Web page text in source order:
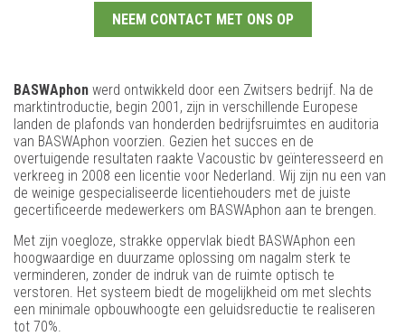
NEEM CONTACT MET ONS OP
BASWAphon werd ontwikkeld door een Zwitsers bedrijf. Na de
marktintroductie, begin 2001, zijn in verschillende Europese
landen de plafonds van honderden bedrijfsruimtes en auditoria
van BASWAphon voorzien. Gezien het succes en de
overtuigende resultaten raakte Vacoustic bv geïnteresseerd en
verkreeg in 2008 een licentie voor Nederland. Wij zijn nu een van
de weinige gespecialiseerde licentiehouders met de juiste
gecertificeerde medewerkers om BASWAphon aan te brengen.
Met zijn voegloze, strakke oppervlak biedt BASWAphon een
hoogwaardige en duurzame oplossing om nagalm sterk te
verminderen, zonder de indruk van de ruimte optisch te
verstoren. Het systeem biedt de mogelijkheid om met slechts
een minimale opbouwhoogte een geluidsreductie te realiseren
tot 70%.